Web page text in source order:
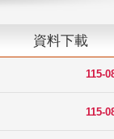
資料下載
115-
115-